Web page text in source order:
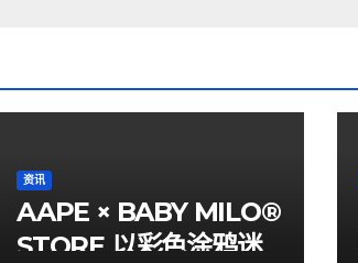
资讯
AAPE × BABY MILO®
STORE 以彩色涂鸦迷